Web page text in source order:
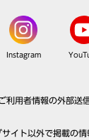
Instagram
利用者情報の外部送
サイト以外で掲載の情